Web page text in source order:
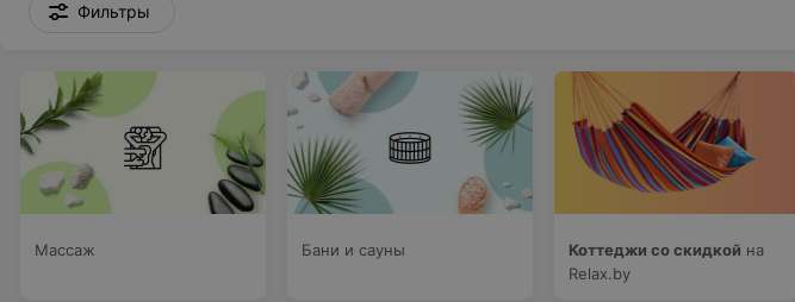
Фильтры
Массаж Бани и сауны Коттеджи со скидкой на
Relax.by